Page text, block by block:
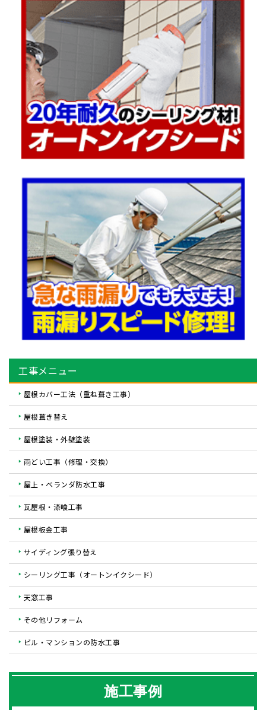
工事メニュー
屋根カバー工法（重ね葺き工事）
屋根葺き替え
屋根塗装・外壁塗装
雨どい工事（修理・交換）
屋上・ベランダ防水工事
瓦屋根・漆喰工事
屋根板金工事
サイディング張り替え
シーリング工事（オートンイクシード）
天窓工事
その他リフォーム
ビル・マンションの防水工事
施工事例